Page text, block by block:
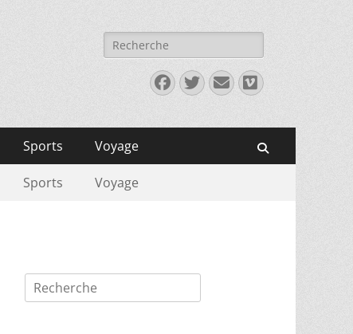
Rechercher :
Facebook
Twitter
E-
mail
Vimeo
Sports Voyage
Sports Voyage
Rechercher :